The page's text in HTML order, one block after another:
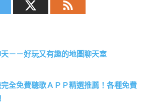
－－好玩又有趣的地圖聊天室
完全免費聽歌ＡＰＰ精選推薦！各種免費